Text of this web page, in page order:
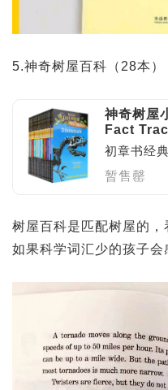
5.神奇树屋百科（28本）
神奇树屋
Fact
初章书经
暂售罄
树屋百科是匹配树屋的
如果科学词汇少的孩子会